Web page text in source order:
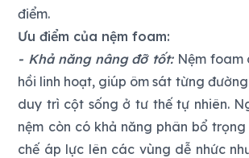
điểm.
Ưu điểm của nệm foam:
- Khả năng nâng đỡ tốt: Nệm foam
hồi linh hoạt, giúp ôm sát từng
duy trì cột sống ở tư thế tự nhiên.
nệm còn có khả năng phân bổ
chế áp lực lên các vùng dễ nhức